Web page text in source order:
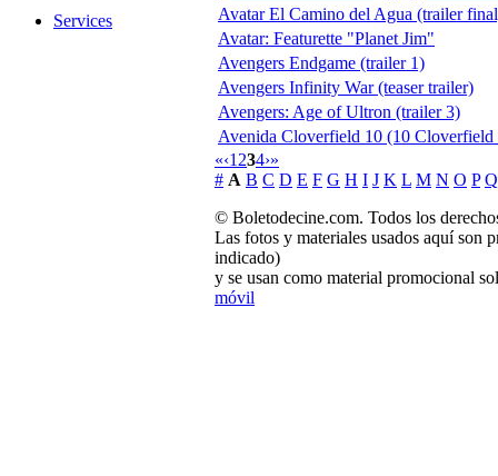
Services
Avatar El Camino del Agua (trailer
Avatar: Featurette "Planet Jim"
Avengers Endgame (trailer 1)
Avengers Infinity War (teaser trailer)
Avengers: Age of Ultron (trailer 3)
Avenida Cloverfield 10 (10 Cloverfield
«‹1 234›»
# A B C D E F G H I J K L M N O P Q
© Boletodecine.com. Todos los
Las fotos y materiales usados aquí son
indicado)
y se usan como material promocional
móvil